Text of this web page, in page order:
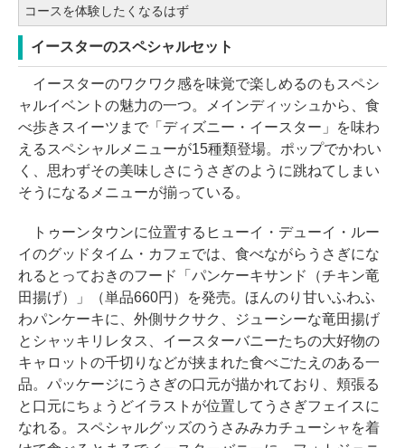
コースを体験したくなるはず
イースターのスペシャルセット
イースターのワクワク感を味覚で楽しめるのもスペシ
ャルイベントの魅力の一つ。メインディッシュから、食
べ歩きスイーツまで「ディズニー・イースター」を味わ
えるスペシャルメニューが15種類登場。ポップでかわい
く、思わずその美味しさにうさぎのように跳ねてしまい
そうになるメニューが揃っている。
トゥーンタウンに位置するヒューイ・デューイ・ルー
イのグッドタイム・カフェでは、食べながらうさぎにな
れるとっておきのフード「パンケーキサンド（チキン竜
田揚げ）」（単品660円）を発売。ほんのり甘いふわふ
わパンケーキに、外側サクサク、ジューシーな竜田揚げ
とシャッキリレタス、イースターバニーたちの大好物の
キャロットの千切りなどが挟まれた食べごたえのある一
品。パッケージにうさぎの口元が描かれており、頬張る
と口元にちょうどイラストが位置してうさぎフェイスに
なれる。スペシャルグッズのうさみみカチューシャを着